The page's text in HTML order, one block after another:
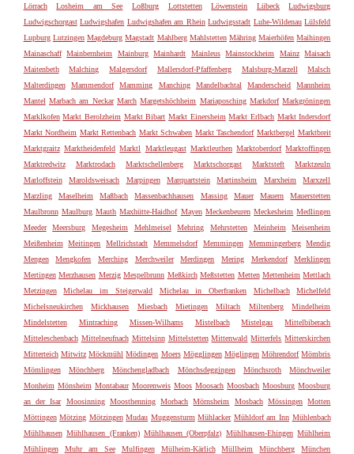
Lörrach
Losheim am See Loßburg Lottstetten Löwenstein Lübeck
Ludwigsburg
Ludwigschorgast Ludwigshafen Ludwigshafen am Rhein Ludwigsstadt Luhe-Wildenau Lülsfeld
Lupburg Lutzingen Magdeburg Magstadt Mahlberg Mahlstetten Mähring Maierhöfen Maihingen
Mainaschaff Mainbernheim Mainburg Mainhardt Mainleus Mainstockheim Mainz Maisach
Maitenbeth
Malching Malgersdorf Mallersdorf-Pfaffenberg Malsburg-Marzell
Malsch
Malterdingen
Mammendorf Mamming Manching Mandelbachtal Manderscheid
Mannheim
Mantel Marbach am Neckar March Margetshöchheim Mariaposching Markdorf Markgröningen
Marklkofen Markt Berolzheim Markt Bibart Markt Einersheim Markt Erlbach Markt Indersdorf
Markt Nordheim Markt Rettenbach Markt Schwaben Markt Taschendorf Marktbergel Marktbreit
Marktgraitz Marktheidenfeld Marktl Marktleugast Marktleuthen Marktoberdorf Marktoffingen
Marktredwitz
Marktrodach Marktschellenberg Marktschorgast Marktsteft
Marktzeuln
Marloffstein
Maroldsweisach Marpingen Marquartstein Martinsheim Marxheim
Marxzell
Marzling
Maselheim Maßbach Massenbachhausen Massing Mauer Mauern
Mauerstetten
Maulbronn Maulburg Mauth Maxhütte-Haidhof Mayen Meckenbeuren Meckesheim Medlingen
Meeder
Meersburg Megesheim Mehlmeisel Mehring Mehrstetten Meinheim
Meisenheim
Meißenheim
Meitingen Mellrichstadt Memmelsdorf Memmingen Memmingerberg
Mendig
Mengen
Mengkofen Merching Merchweiler Merdingen Mering Merkendorf
Merklingen
Mertingen Merzhausen Merzig Mespelbrunn Meßkirch Meßstetten Metten Mettenheim Mettlach
Metzingen
Michelau im Steigerwald Michelau in Oberfranken Michelbach
Michelfeld
Michelsneukirchen
Mickhausen Miesbach Mietingen Miltach Miltenberg
Mindelheim
Mindelstetten
Mintraching Missen-Wilhams Mistelbach Mistelgau
Mittelbiberach
Mitteleschenbach Mittelneufnach Mittelsinn Mittelstetten Mittenwald Mitterfels Mitterskirchen
Mitterteich Mitwitz Möckmühl Mödingen Moers Mögglingen Möglingen Möhrendorf Mömbris
Mömlingen
Mönchberg Mönchengladbach Mönchsdeggingen Mönchsroth
Mönchweiler
Monheim Mönsheim Montabaur Moorenweis Moos Moosach Moosbach Moosburg Moosburg
an der Isar
Moosinning Moosthenning Morbach Mörnsheim Mosbach Mössingen Motten
Möttingen Mötzing Mötzingen Mudau Muggensturm Mühlacker Mühldorf am Inn Mühlenbach
Mühlhausen Mühlhausen (Franken) Mühlhausen (Oberpfalz) Mühlhausen-Ehingen Mühlheim
Mühlingen
Muhr am See Mulfingen Mülheim-Kärlich Müllheim Münchberg
München